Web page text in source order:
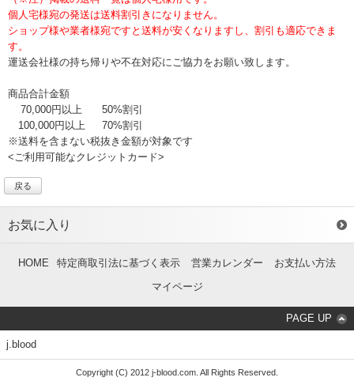
個人宅様宛の発送は送料割引きになりません。
ショップ様や業者様宛ですと送料が安くなりますし、割引も適応できま
す。
運送会社様の持ち帰りや不在対応にご協力をお願い致します。
商品合計金額
70,000円以上
50%割引
100,000円以上
70%割引
※送料を含まない税抜き金額が対象です
<ご利用可能なクレジットカード>
戻る
お気に入り
HOME 特定商取引法に基づく表示 営業カレンダー
お支払い方法
マイページ
PAGE UP
j.blood
Copyright (C) 2012 j-blood.com. All Rights Reserved.